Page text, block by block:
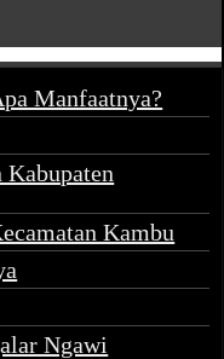
Manfaatnya?
Kabupaten
Kambu
Ngawi